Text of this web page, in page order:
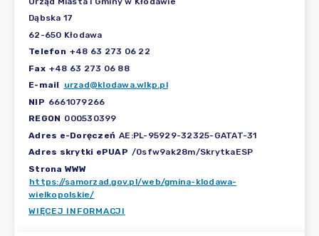
Dąbska 17
62-650 Kłodawa
Telefon +48 63 273 06 22
Fax +48 63 273 06 88
E-mail
urzad@klodawa.wlkp.pl
NIP 6661079266
REGON 000530399
Adres e-Doręczeń AE:PL-95929-32325-GATAT-31
Adres skrytki ePUAP /0sfw9ak28m/SkrytkaESP
Strona WWW
https://samorzad.gov.pl/web/gmina-klodawa-
wielkopolskie/
WIĘCEJ INFORMACJI